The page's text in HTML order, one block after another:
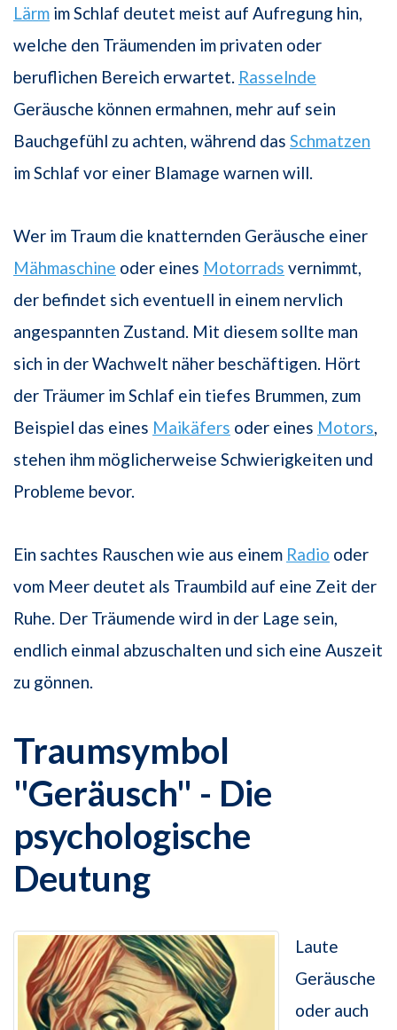
Lärm im Schlaf deutet meist auf Aufregung hin,
welche den Träumenden im privaten oder
beruflichen Bereich erwartet. Rasselnde
Geräusche können ermahnen, mehr auf sein
Bauchgefühl zu achten, während das Schmatzen
im Schlaf vor einer Blamage warnen will.
Wer im Traum die knatternden Geräusche einer
Mähmaschine oder eines Motorrads vernimmt,
der befindet sich eventuell in einem nervlich
angespannten Zustand. Mit diesem sollte man
sich in der Wachwelt näher beschäftigen. Hört
der Träumer im Schlaf ein tiefes Brummen, zum
Beispiel das eines Maikäfers oder eines Motors
stehen ihm möglicherweise Schwierigkeiten und
Probleme bevor.
Ein sachtes Rauschen wie aus einem Radio oder
vom Meer deutet als Traumbild auf eine Zeit der
Ruhe. Der Träumende wird in der Lage sein,
endlich einmal abzuschalten und sich eine Auszeit
zu gönnen.
Traumsymbol
"Geräusch" - Die
psychologische
Deutung
Laute
Geräusche
oder auch